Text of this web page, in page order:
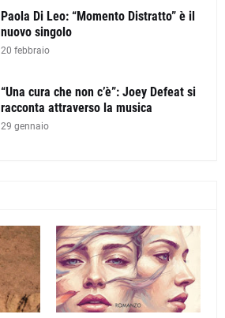
Paola Di Leo: “Momento Distratto” è il
nuovo singolo
20 febbraio
“Una cura che non c’è”: Joey Defeat si
racconta attraverso la musica
29 gennaio